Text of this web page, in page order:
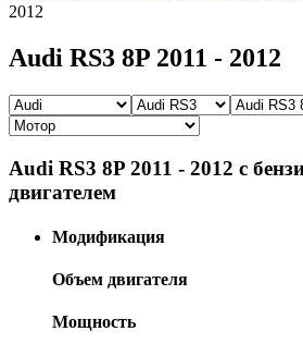
2012
Audi RS3 8P 2011 - 2012
Audi RS3 8P 2011 - 2012 с
двигателем
Модификация
Объем двигателя
Мощность